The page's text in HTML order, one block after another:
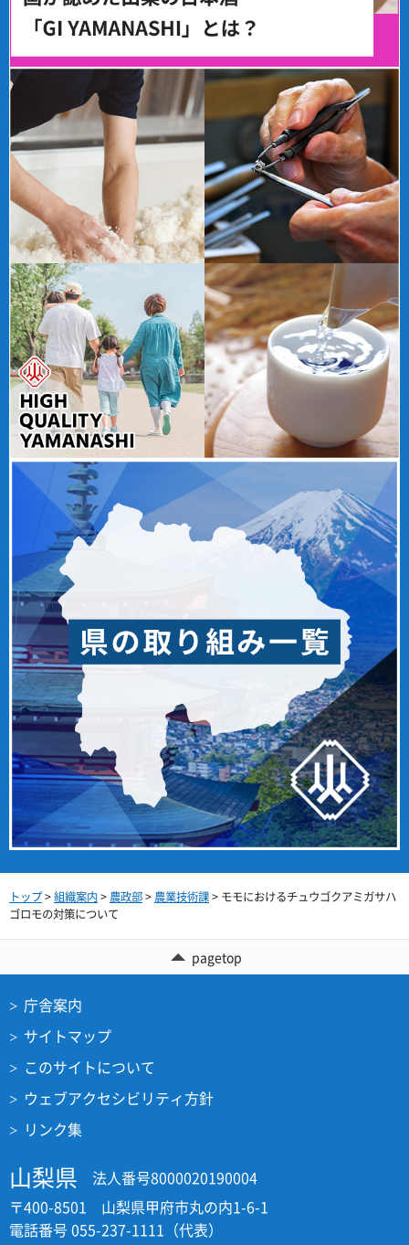
トップ>組織案内> 農政部> 農業技術課> モモにおけるチュウゴクアミガサハ
ゴロモの対策について
pagetop
庁舎案内
サイトマップ
このサイトについて
ウェブアクセシビリティ方針
リンク集
山梨県
法人番号8000020190004
〒400-8501 山梨県甲府市丸の内1-6-1
電話番号 055-237-1111（代表）